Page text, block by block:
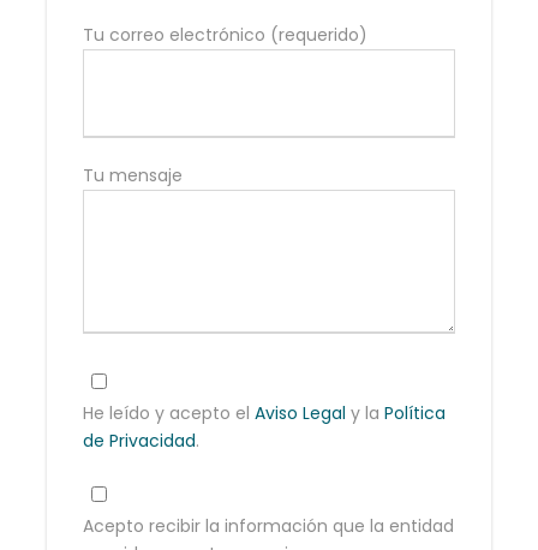
Tu correo electrónico (requerido)
Tu mensaje
He leído y acepto el Aviso Legal y la Política
de Privacidad.
Acepto recibir la información que la entidad